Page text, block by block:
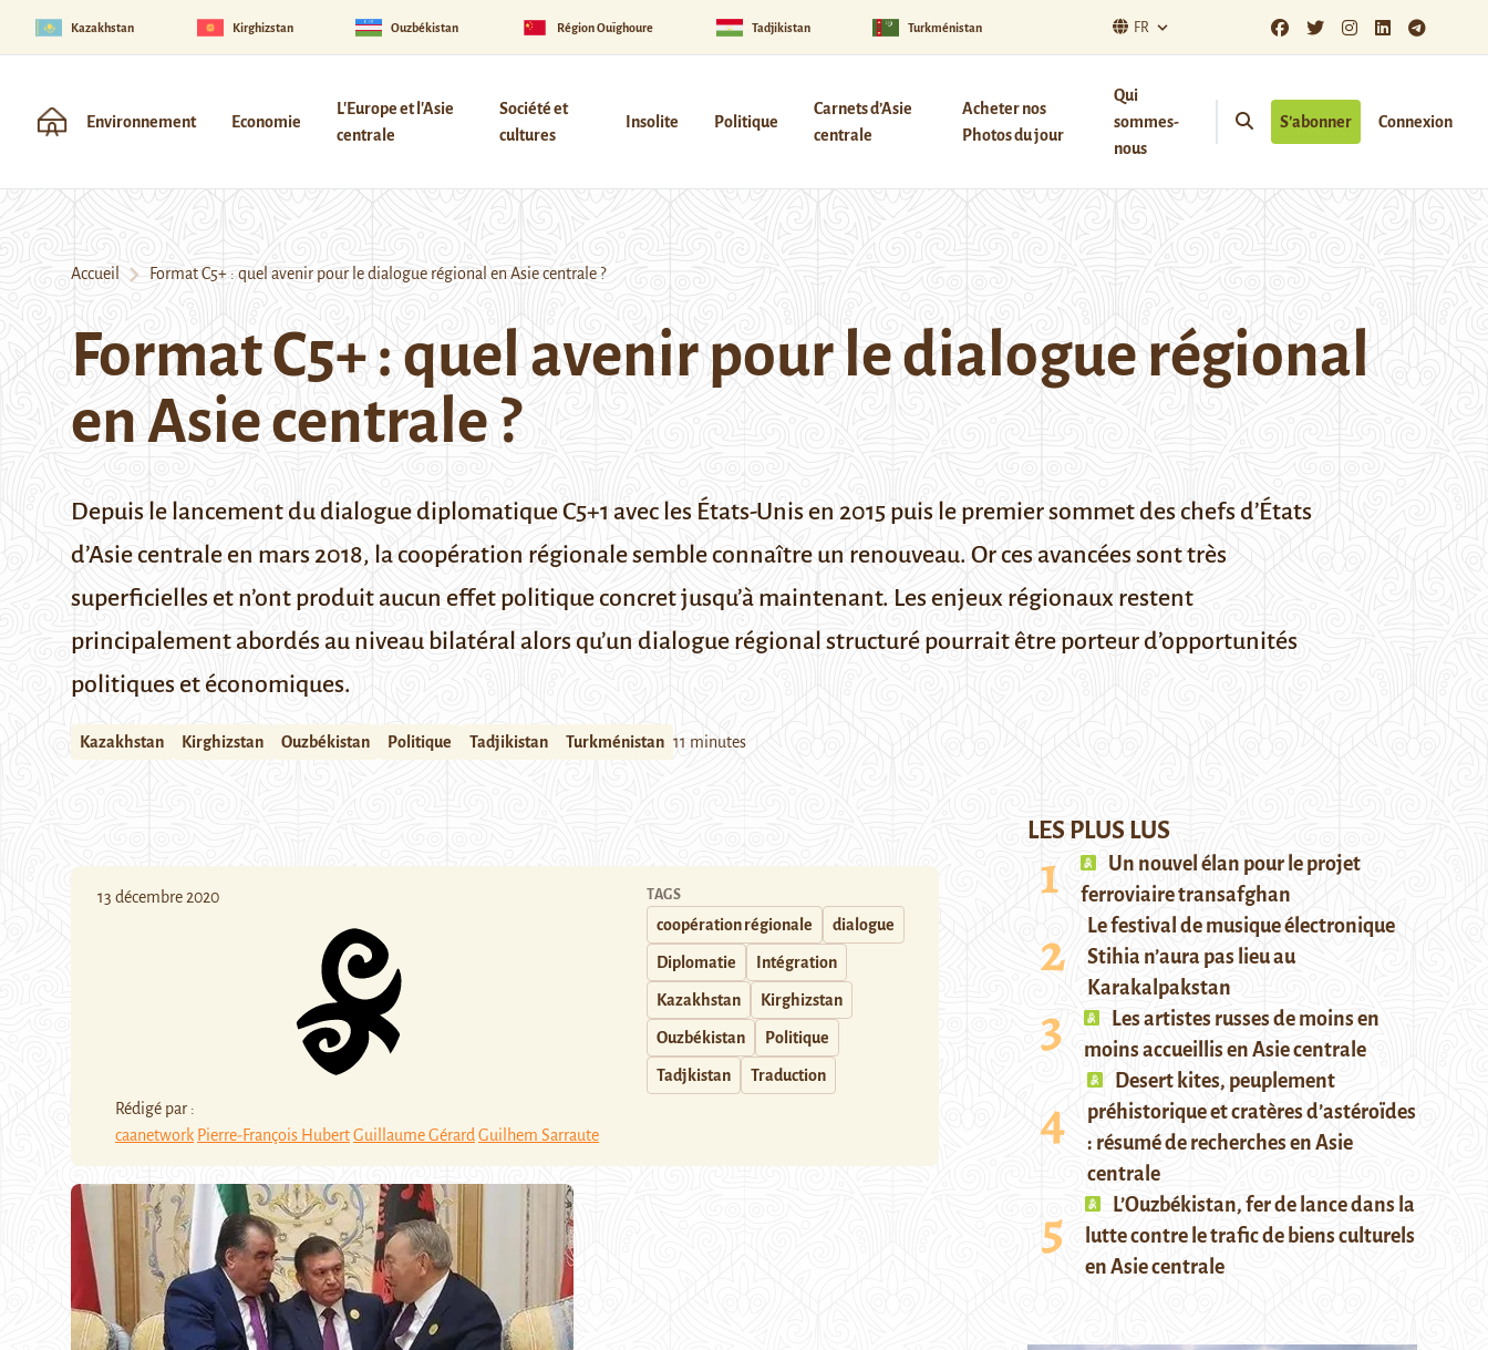
Kazakhstan Kirghizstan Ouzbékistan Région Ouïghoure Tadjikistan Turkménistan FR
Environnement Economie
L'Europe et l'Asie
centrale
Société et
cultures
Insolite Politique
Carnets d’Asie
centrale
Acheter nos
Photos du jour
Qui
sommes-
nous
S’abonner Connexion
Accueil Format C5+ : quel avenir pour le dialogue régional en Asie centrale ?
Format C5+ : quel avenir pour le dialogue régional
en Asie centrale ?
Depuis le lancement du dialogue diplomatique C5+1 avec les États-Unis en 2015 puis le premier sommet des chefs d’États
d’Asie centrale en mars 2018, la coopération régionale semble connaître un renouveau. Or ces avancées sont très
superficielles et n’ont produit aucun effet politique concret jusqu’à maintenant. Les enjeux régionaux restent
principalement abordés au niveau bilatéral alors qu’un dialogue régional structuré pourrait être porteur d’opportunités
politiques et économiques.
Kazakhstan Kirghizstan Ouzbékistan Politique Tadjikistan Turkménistan 11 minutes
13 décembre 2020
Rédigé par :
caanetwork Pierre-François HubertGuillaume Gérard Guilhem Sarraute
TAGS
coopération régionale dialogue
Diplomatie Intégration
Kazakhstan Kirghizstan
Ouzbékistan Politique
Tadjkistan Traduction
LES PLUS LUS
Un nouvel élan pour le projet
ferroviaire transafghan
Le festival de musique électronique
Stihia n’aura pas lieu au
Karakalpakstan
Les artistes russes de moins en
moins accueillis en Asie centrale
Desert kites, peuplement
préhistorique et cratères d’astéroïdes
: résumé de recherches en Asie
centrale
L’Ouzbékistan, fer de lance dans la
lutte contre le trafic de biens culturels
en Asie centrale